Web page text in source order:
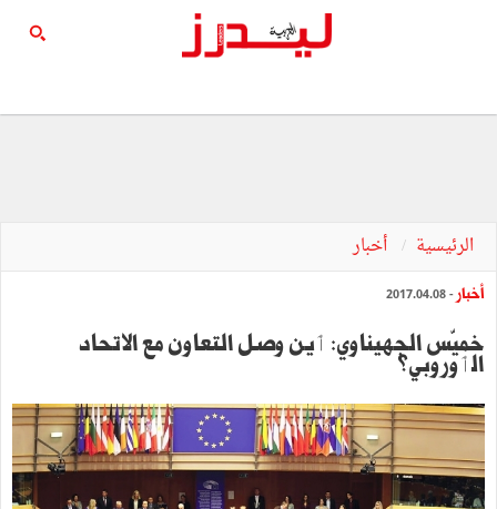
الرئيسية أخبار
أخبار - 2017.04.08
خميّس الجهيناوي: ٲين وصل التعاون مع الاتحاد
الٲوروبي؟